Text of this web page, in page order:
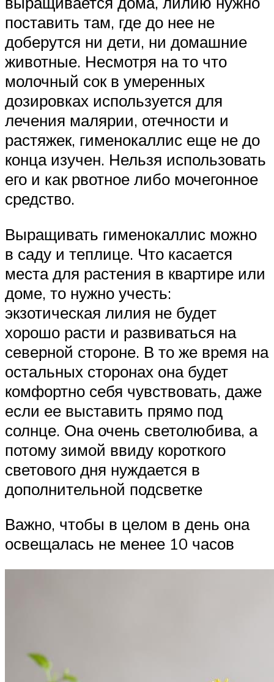
поставить там, где до нее не
доберутся ни дети, ни домашние
животные. Несмотря на то что
молочный сок в умеренных
дозировках используется для
лечения малярии, отечности и
растяжек, гименокаллис еще не до
конца изучен. Нельзя использовать
его и как рвотное либо мочегонное
средство.
Выращивать гименокаллис можно
в саду и теплице. Что касается
места для растения в квартире или
доме, то нужно учесть:
экзотическая лилия не будет
хорошо расти и развиваться на
северной стороне. В то же время на
остальных сторонах она будет
комфортно себя чувствовать, даже
если ее выставить прямо под
солнце. Она очень светолюбива, а
потому зимой ввиду короткого
светового дня нуждается в
дополнительной подсветке
Важно, чтобы в целом в день она
освещалась не менее 10 часов